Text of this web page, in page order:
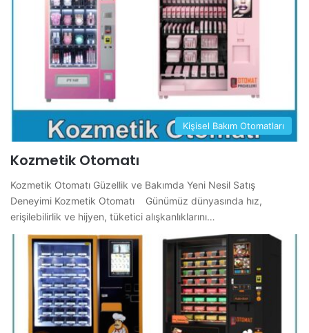
Kişisel Bakım Otomatları
Kozmetik Otomatı
Kozmetik Otomatı Güzellik ve Bakımda Yeni Nesil Satış
Deneyimi Kozmetik Otomatı Günümüz dünyasında hız,
erişilebilirlik ve hijyen, tüketici alışkanlıklarını…